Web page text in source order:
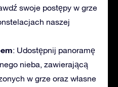
swoje postępy w grze
naszej
: Udostępnij panoramę
nieba, zawierającą
w grze oraz własne